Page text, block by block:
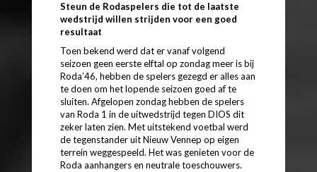
Steun de Rodaspelers die tot de laatste
wedstrijd willen strijden voor een goed
resultaat
Toen bekend werd dat er vanaf volgend
seizoen geen eerste elftal op zondag meer is bij
Roda’46, hebben de spelers gezegd er alles aan
te doen om het lopende seizoen goed af te
sluiten. Afgelopen zondag hebben de spelers
van Roda 1 in de uitwedstrijd tegen DIOS dit
zeker laten zien. Met uitstekend voetbal werd
de tegenstander uit Nieuw Vennep op eigen
terrein weggespeeld. Het was genieten voor de
Roda aanhangers en neutrale toeschouwers.